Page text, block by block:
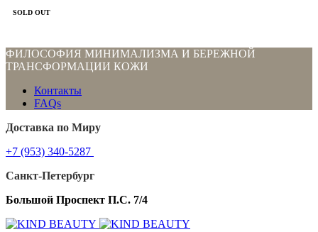
ФИЛОСОФИЯ МИНИМАЛИЗМА И БЕРЕЖНОЙ
ТРАНСФОРМАЦИИ КОЖИ
Контакты
FAQs
Доставка по Миру
+7 (953) 340-5287
Санкт-Петербург
Большой Проспект П.С. 7/4
SOLD OUT